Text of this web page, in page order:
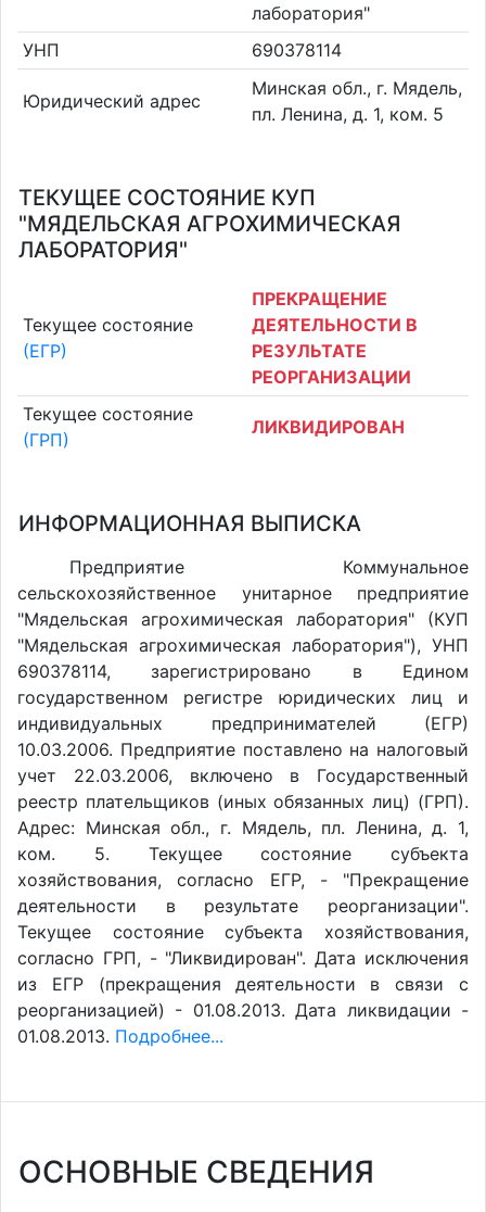
лаборатория"
УНП
690378114
Юридический адрес
Минская обл., г. Мядель,
пл. Ленина, д. 1, ком. 5
ТЕКУЩЕЕ СОСТОЯНИЕ КУП
"МЯДЕЛЬСКАЯ АГРОХИМИЧЕСКАЯ
ЛАБОРАТОРИЯ"
Текущее состояние
(ЕГР)
ПРЕКРАЩЕНИЕ
ДЕЯТЕЛЬНОСТИ В
РЕЗУЛЬТАТЕ
РЕОРГАНИЗАЦИИ
Текущее состояние
(ГРП)
ЛИКВИДИРОВАН
ИНФОРМАЦИОННАЯ ВЫПИСКА
Предприятие Коммунальное
сельскохозяйственное унитарное предприятие
"Мядельская агрохимическая лаборатория" (КУП
"Мядельская агрохимическая лаборатория"), УНП
690378114, зарегистрировано в Едином
государственном регистре юридических лиц и
индивидуальных предпринимателей (ЕГР)
10.03.2006. Предприятие поставлено на налоговый
учет 22.03.2006, включено в Государственный
реестр плательщиков (иных обязанных лиц) (ГРП).
Адрес: Минская обл., г. Мядель, пл. Ленина, д. 1,
ком. 5. Текущее состояние субъекта
хозяйствования, согласно ЕГР, - "Прекращение
деятельности в результате реорганизации".
Текущее состояние субъекта хозяйствования,
согласно ГРП, - "Ликвидирован". Дата исключения
из ЕГР (прекращения деятельности в связи с
реорганизацией) - 01.08.2013. Дата ликвидации -
01.08.2013. Подробнее...
ОСНОВНЫЕ СВЕДЕНИЯ